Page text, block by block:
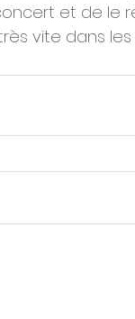
et de le
vite dans